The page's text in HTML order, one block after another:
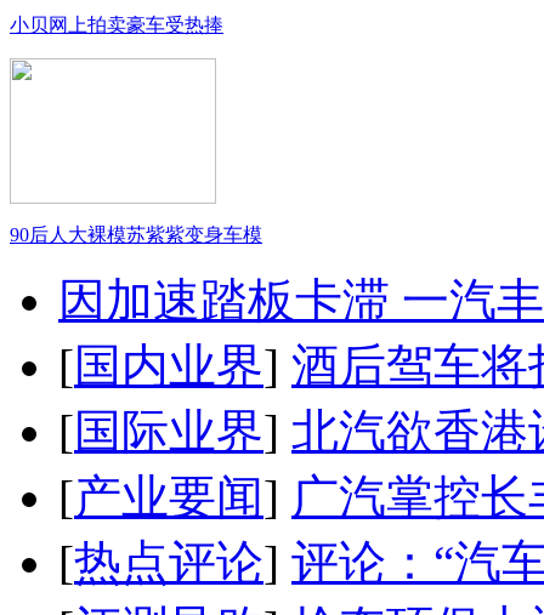
小贝网上拍卖豪车受热捧
90后人大裸模苏紫紫变身车模
因加速踏板卡滞 一汽
[国内业界] 酒后驾车将
[国际业界] 北汽欲香港
[产业要闻] 广汽掌控
[热点评论] 评论：“汽